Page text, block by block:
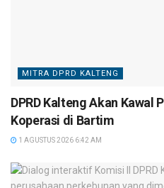
MITRA DPRD KALTENG
DPRD Kalteng Akan Kawal
Koperasi di Bartim
1 AGUSTUS 2026 6:42 AM